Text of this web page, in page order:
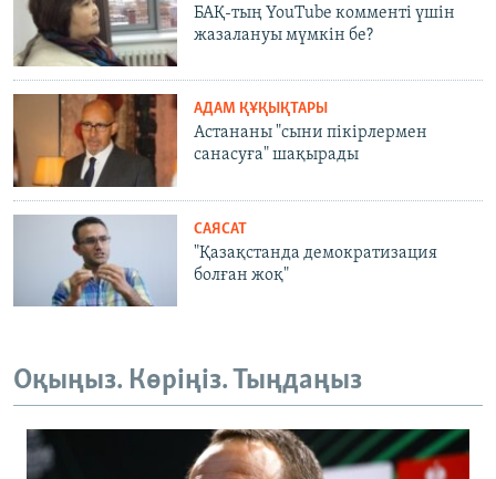
БАҚ-тың YouTube комменті үшін
жазалануы мүмкін бе?
АДАМ ҚҰҚЫҚТАРЫ
Астананы "сыни пікірлермен
санасуға" шақырады
САЯСАТ
"Қазақстанда демократизация
болған жоқ"
Оқыңыз. Көріңіз. Тыңдаңыз